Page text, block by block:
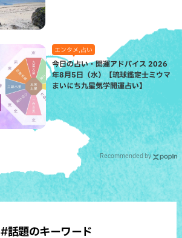
エンタメ,占い
今日の占い・開運アドバイス 2026
年8月5日（水）【琉球鑑定士ミウマ
まいにち九星気学開運占い】
Recommended by
#話題のキーワード